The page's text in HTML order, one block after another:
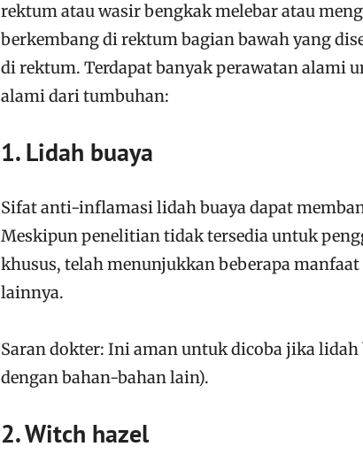
rektum atau wasir bengkak melebar atau
berkembang di rektum bagian bawah yang
di rektum. Terdapat banyak perawatan alami
alami dari tumbuhan:
1. Lidah buaya
Sifat anti-inflamasi lidah buaya dapat
Meskipun penelitian tidak tersedia untuk
khusus, telah menunjukkan beberapa
lainnya.
Saran dokter: Ini aman untuk dicoba jika
dengan bahan-bahan lain).
2. Witch hazel